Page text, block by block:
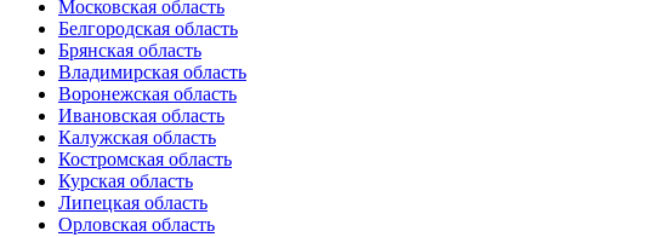
Московская область
Белгородская область
Брянская область
Владимирская область
Воронежская область
Ивановская область
Калужская область
Костромская область
Курская область
Липецкая область
Орловская область